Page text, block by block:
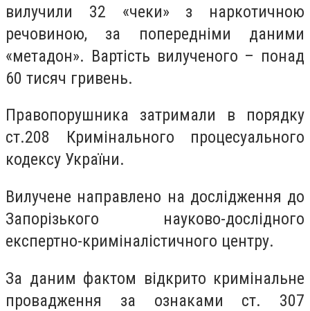
вилучили 32 «чеки» з наркотичною
речовиною, за попередніми даними
«метадон». Вартість вилученого – понад
60 тисяч гривень.
Правопорушника затримали в порядку
ст.208 Кримінального процесуального
кодексу України.
Вилучене направлено на дослідження до
Запорізького науково-дослідного
експертно-криміналістичного центру.
За даним фактом відкрито кримінальне
провадження за ознаками ст. 307